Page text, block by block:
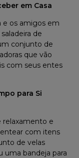
em Casa
e os amigos em
de
conjunto de
que vão
com seus entes
para Si
relaxamento e
com itens
de velas
uma bandeja para